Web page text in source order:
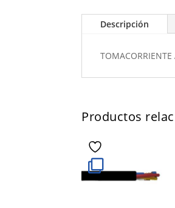
Descripción
Productos